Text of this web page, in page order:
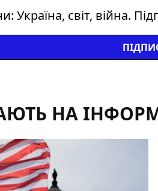
Україна, світ, війна.
НА